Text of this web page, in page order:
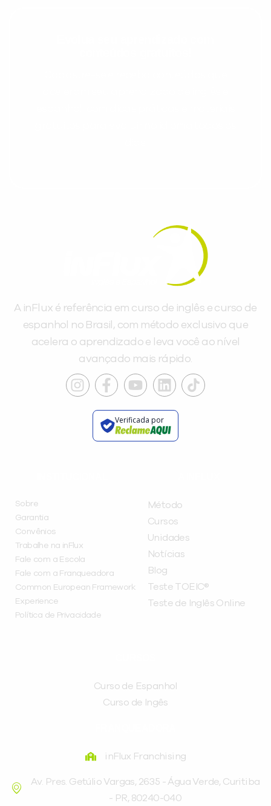
A inFlux é referência em curso de inglês e curso de
espanhol no Brasil, com método exclusivo que
acelera o aprendizado e leva você ao nível
avançado mais rápido.
Verificada por
Sobre
Garantia
Convênios
Trabalhe na inFlux
Fale com a Escola
Fale com a Franqueadora
Common European Framework
Experience
Política de Privacidade
Método
Cursos
Unidades
Notícias
Blog
Teste TOEIC®
Teste de Inglês Online
Curso de Espanhol
Curso de Ingês
inFlux Franchising
Av. Pres. Getúlio Vargas, 2635 - Água Verde, Curitiba
- PR, 80240-040